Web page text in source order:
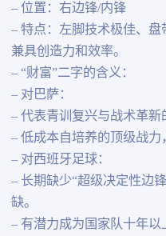
– 位置：右边锋/内锋
– 特点：左脚技术极佳、盘
兼具创造力和效率。
– “财富”二字的含义：
– 对巴萨：
– 代表青训复兴与战术革新
– 低成本自培养的顶级战力
– 对西班牙足球：
– 长期缺少“超级决定性边
缺。
– 有潜力成为国家队十年以